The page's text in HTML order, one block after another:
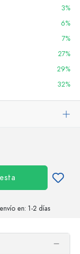
3%
6%
7%
27%
29%
32%
en: 1-2 días